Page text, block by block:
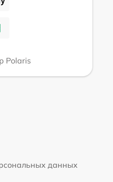
Polaris
данных